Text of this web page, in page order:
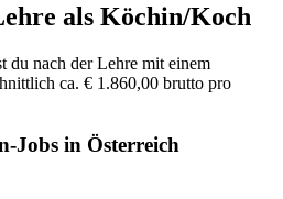
als Köchin/Koch
nach der Lehre mit einem
ca. € 1.860,00 brutto pro
Jobs in Österreich